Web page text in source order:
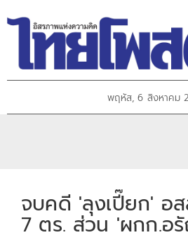
พฤหัส, 6 สิงหาคม
จบคดี 'ลุงเปี๊ยก' อ
7 ตร. ส่วน 'ผกก.อ